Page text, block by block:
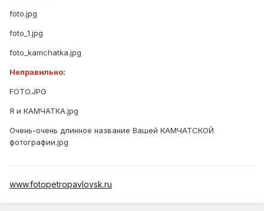
foto.jpg
foto_1.jpg
foto_kamchatka.jpg
Неправильно:
FOTO.JPG
Я и КАМЧАТКА.jpg
Очень-очень длинное название Вашей КАМЧАТСКОЙ
фотографии.jpg
www.fotopetropavlovsk.ru